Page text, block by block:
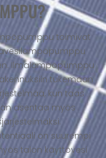
toimivat
Ilmalämpöpumppu
tukemaan
kun taas
asentaa myös
on suurempi
talon käyttövesi